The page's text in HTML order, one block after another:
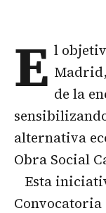
E l
de la
alternativa
Obra Social
Esta
Convocatoria